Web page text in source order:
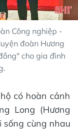
Công nghiệp -
đoàn Hương
cho gia đình
có hoàn cảnh
Long (Hương
sống cùng nhau